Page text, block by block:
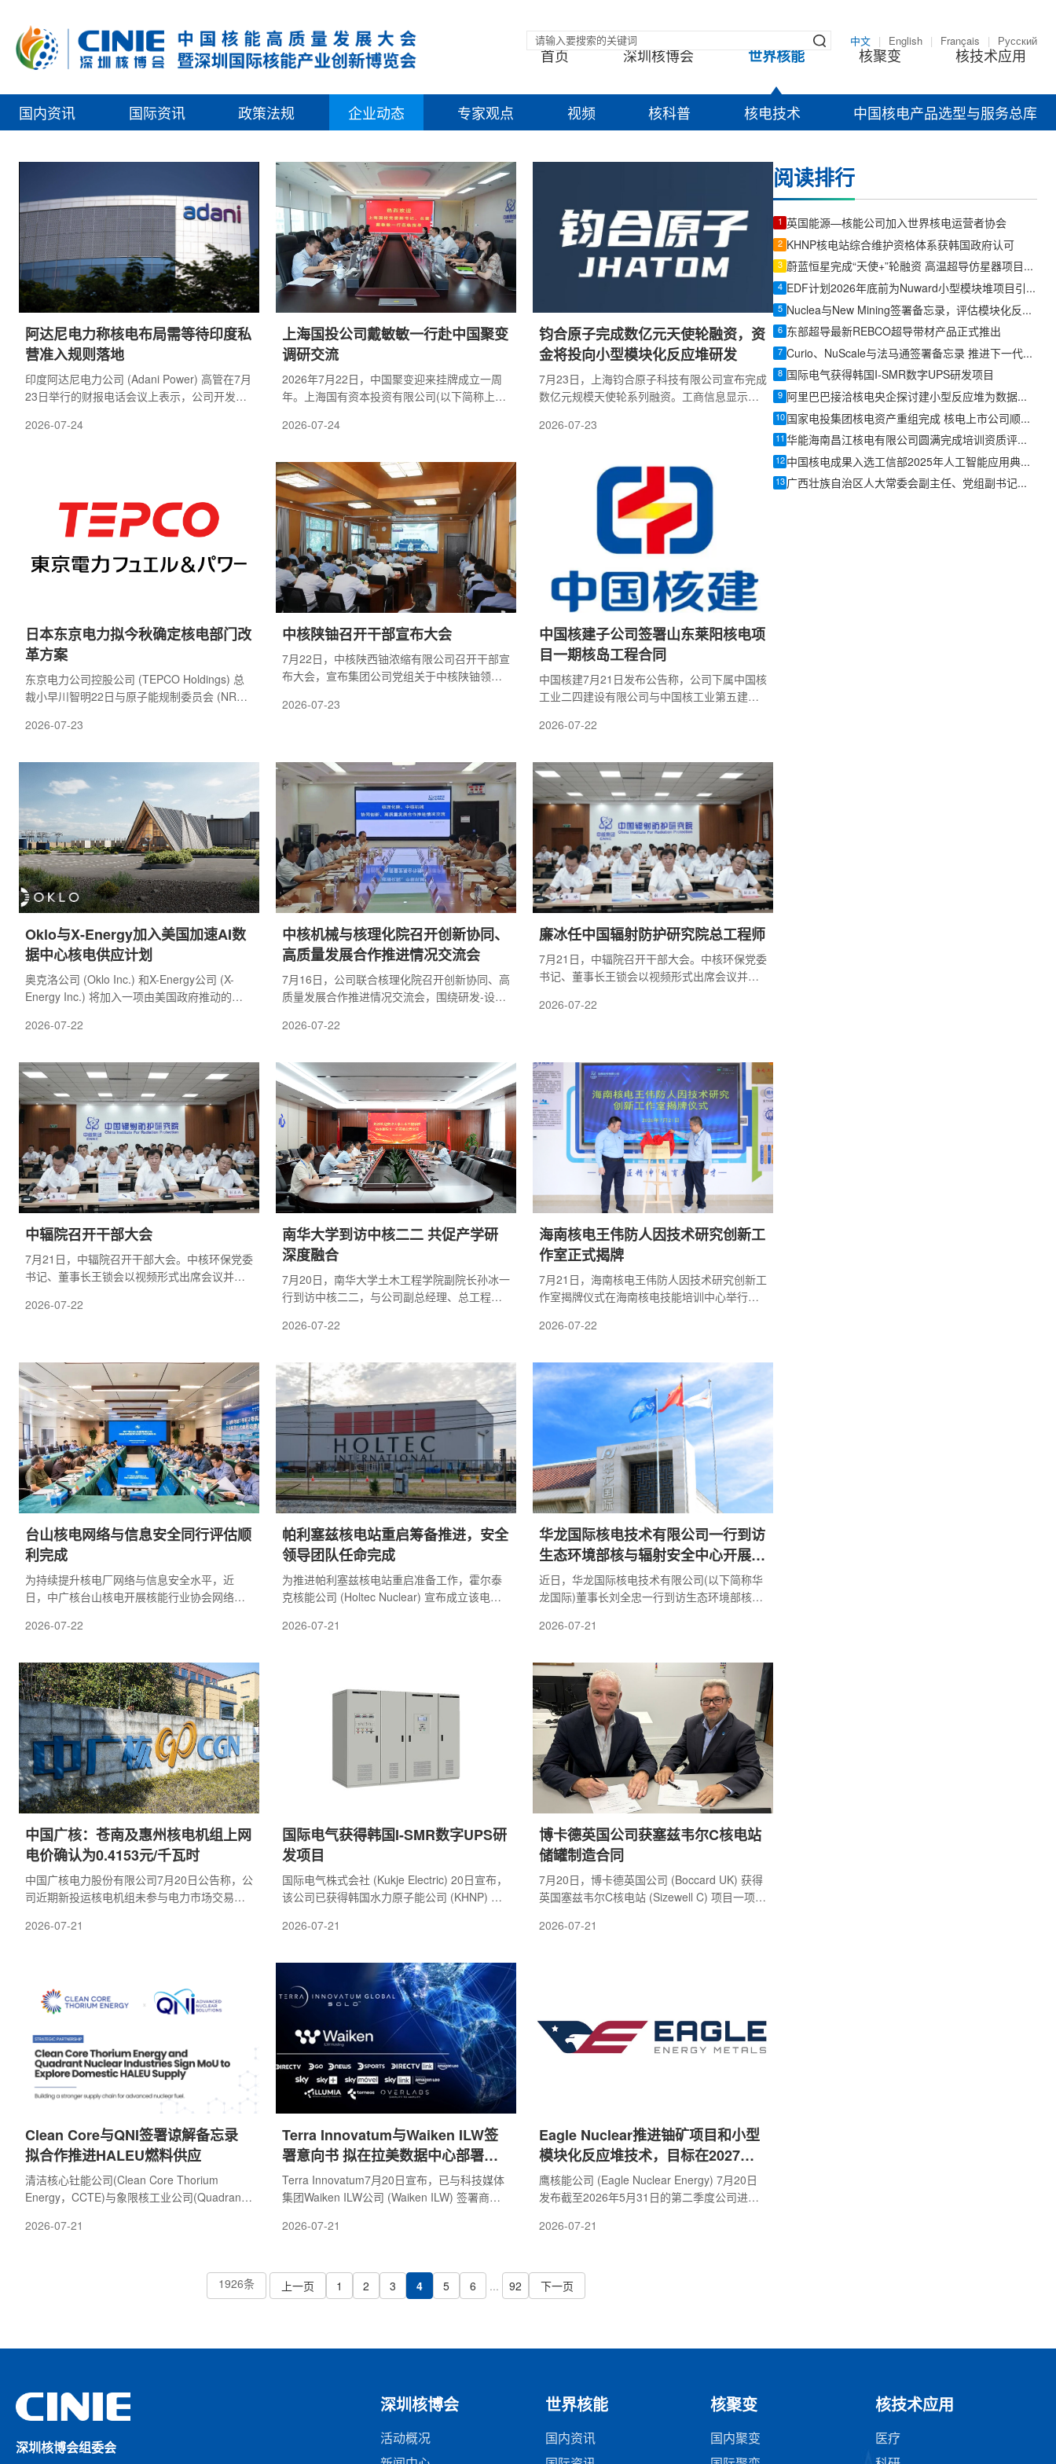
中文 English Français Русский
首页 深圳核博会 世界核能 核聚变 核技术应用
国内资讯 国际资讯 政策法规 企业动态 专家观点 视频 核科普 核电技术 中国核电产品选型与服务总库
阿达尼电力称核电布局需等待印度私
营准入规则落地
印度阿达尼电力公司 (Adani Power) 高管在7月
23日举行的财报电话会议上表示，公司开发核
许私营部门参与核电行业的相关规则。阿达尼
尚无法作出最终投资决定。阿达尼电力首席执
行官谢尔辛格·卡亚利亚 (Shersingh Khyalia) 表
示，项目推进取决于不同方案的成本竞争力。
他说，电...
2026-07-24
上海国投公司戴敏敏一行赴中国聚变
调研交流
2026年7月22日，中国聚变迎来挂牌成立一周
年。上海国有资本投资有限公司(以下简称上海
聚变调研交流，中国聚变党委书记、董事长刘
接待并座谈。中国聚变董事、上海国投公司投
资总监曹庆伟参加座谈。刘叶对戴敏敏一行到
访表示热烈欢迎，并对上海市和上海国投公司
长期以来给予的支持致以感谢。他表示，一年
以来，中国聚变快速落实实体化运作，两地三
区科研生产新...
2026-07-24
钧合原子完成数亿元天使轮融资，资
金将投向小型模块化反应堆研发
7月23日，上海钧合原子科技有限公司宣布完成
数亿元规模天使轮系列融资。工商信息显示，
金、上海颠覆性技术基金、临港科创、国泰海
产业资本加入，中科创星、厚实资本、东方富
海、聚合资本、德联资本、金沙江联合、启迪
裕麟、达武创投、允泰资本、光跃投资等硬科
技投资机构共同跟投。钧合原子方面披露，本
轮募集资金将主要用于产品研发、工程验证、
团队建设及示...
2026-07-23
日本东京电力拟今秋确定核电部门改
革方案
东京电力公司控股公司 (TEPCO Holdings) 总
裁小早川智明22日与原子能规制委员会 (NRA)
前后敲定核电部门组织改革方案，以加强福岛
役工作展开。自2011年核事故发生以来，该站
退役已进入长期推进阶段，其中1号至3号机组
熔毁燃料碎片的调查和后续取出准备，是当前
工作的重点之一。原子能规制委员会成员在会
上指出，燃...
2026-07-23
中核陕铀召开干部宣布大会
7月22日，中核陕西铀浓缩有限公司召开干部宣
布大会，宣布集团公司党组关于中核陕铀领导
永春参加并主持会议。中国原子能人力资源部
荐俞东宝为中核陕西铀浓缩有限公司董事、总
经理。会上，俞东宝表示，在后续工作中：一
是把握政治方向，树立和践行正确政绩观;二是
强化能力建设，提升驾驭高质量发展的本领;三
是坚持团结协...
2026-07-23
中国核建子公司签署山东莱阳核电项
目一期核岛工程合同
中国核建7月21日发布公告称，公司下属中国核
工业二四建设有限公司与中国核工业第五建设
核岛土建及施工安装合同。公告原文如下：
2026-07-22
Oklo与X-Energy加入美国加速AI数
据中心核电供应计划
奥克洛公司 (Oklo Inc.) 和X-Energy公司 (X-
Energy Inc.) 将加入一项由美国政府推动的计
电站开发进程。该计划总规模为2亿美元，此前
Corp.) 和人工智能芯片制造商英伟达公司
(Nvidia Corp.)。相关计划细节最快可能在美国
能源部 (DOE) 召集的人工智能能源峰会上公
布。根据文件内容，美国能源部下属多家国家
实验室，以及德克萨斯大学奥斯汀分校等机
构，预计将...
2026-07-22
中核机械与核理化院召开创新协同、
高质量发展合作推进情况交流会
7月16日，公司联合核理化院召开创新协同、高
质量发展合作推进情况交流会，围绕研发-设计-
题研讨。核理化院副院长刘成业、公司总工程
议。会上，双方参会人员共同深入学习习近平
总书记在国家科学技术奖励大会、两院院士大
会、中国科协第十一次全国代表大会上的重要
讲话精神。双方技术部门负责人依次汇报阶段
需求对接进展、合作项目清单落地推进情况，
并聚...
2026-07-22
廉冰任中国辐射防护研究院总工程师
7月21日，中辐院召开干部大会。中核环保党委
书记、董事长王锁会以视频形式出席会议并讲
人力资源部负责人宣布集团公司党组关于廉冰
集团公司立足全局、综合研判后的审慎决策，
中核环保坚决拥护集团党组决定，全力支持廉
冰同志履职。他希望廉冰同志尽快转换角色、
找准定位，服从院党委统一领导，立足专业功
底扎实、熟知...
2026-07-22
中辐院召开干部大会
7月21日，中辐院召开干部大会。中核环保党委
书记、董事长王锁会以视频形式出席会议并讲
人力资源部负责人宣布集团公司党组关于廉冰
集团公司立足全局、综合研判后的审慎决策，
中核环保坚决拥护集团党组决定，全力支持廉
冰同志履职。他希望廉冰同志尽快转换角色、
找准定位，服从院党委统一领导，立足专业功
底扎实、熟知...
2026-07-22
南华大学到访中核二二 共促产学研
深度融合
7月20日，南华大学土木工程学院副院长孙冰一
行到访中核二二，与公司副总经理、总工程师
了智能制造、智能建造等领域的创新成效，南
科研成果。双方围绕共建实验室、科研联合攻
关、模块化建造技术研发、核产业特岗人才培
养等方面进行深入研讨，达成系列合作共识。
孙冰表示，南华大学作为中核集团重要人才培
养基地，持续为核工业输送优质人才。学院建
筑工业化与结...
2026-07-22
海南核电王伟防人因技术研究创新工
作室正式揭牌
7月21日，海南核电王伟防人因技术研究创新工
作室揭牌仪式在海南核电技能培训中心举行。
辞，工作室团队及相关业务部门负责人参加揭
海南核电工匠学院，立足机组运行实际、锚定
人因风险治理痛点，以技术创新夯实核安全根
基，标志着公司人因风险防控工作迈入专业
化、体系化长效攻坚新阶段。陈建新对工作室
提出六点要求：一是 要立足人一定会犯错客观
规律，构建从约...
2026-07-22
台山核电网络与信息安全同行评估顺
利完成
为持续提升核电厂网络与信息安全水平，近
日，中广核台山核电开展核能行业协会网络与
行业协会副秘书长龙茂雄领队，中广核数字科
电力及核能行业11家单位的网络与数据安全专
家参与评估。台山核电党委委员、副总经理、
首席信息安全官李劲出席相关活动。入口会
上，协会汇报了此次评估活动的整体安排。李
劲对评估专家表示欢迎，并对核能行业协会的
前期筹备工作表达...
2026-07-22
帕利塞兹核电站重启筹备推进，安全
领导团队任命完成
为推进帕利塞兹核电站重启准备工作，霍尔泰
克核能公司 (Holtec Nuclear) 宣布成立该电站
管和管理经验的行业人士参与相关工作。根据
履职。迪亚此前为迪亚咨询有限公司 (Diya
Consulting, LLC) 所有人，该公司主要为美国
2026-07-21
华龙国际核电技术有限公司一行到访
生态环境部核与辐射安全中心开展工
作交流
近日，华龙国际核电技术有限公司(以下简称华
龙国际)董事长刘全忠一行到访生态环境部核与
心主任柴国旱及双方相关部门人员参加会议。
取水安全、首循环平衡堆芯装载技术及核电数
字资源共享等内容进行深入研讨。华龙国际对
中心长期以来给予的支持与帮助表示感谢，希
望依托中心在核安全监管领域深厚的技术积
淀，围绕华龙一号后续机型技术论证、核电信
息化建...
2026-07-21
中国广核：苍南及惠州核电机组上网
电价确认为0.4153元/千瓦时
中国广核电力股份有限公司7月20日公告称，公
司近期新投运核电机组未参与电力市场交易期
惠州核电1、2号机组在商业运营期间，未参与
南核电有限公司近日收到浙江省发展和改革委
2号机组商业运营期间的上网电价按相关电价政
策执...
2026-07-21
国际电气获得韩国I-SMR数字UPS研
发项目
国际电气株式会社 (Kukje Electric) 20日宣布，
该公司已获得韩国水力原子能公司 (KHNP) 发
流电源系统数字不间断电源开发项目。该项目
性和电力系统可靠性开展的关键研发计划。按
照计划，国际电气将在2026年7月至2030年2月
约44个月内，掌握用于直流电力系统的强化型
数字不间断电源 (UPS) 设计技术，并推进产品
制造、性能验证和认证工作。国际电气表示，
公司...
2026-07-21
博卡德英国公司获塞兹韦尔C核电站
储罐制造合同
7月20日，博卡德英国公司 (Boccard UK) 获得
英国塞兹韦尔C核电站 (Sizewell C) 项目一项重
(PTS) 范围内的关键部件。根据为期四年的计
入核岛内多处关键钢筋混凝土结构中，并在电
站长期运行期间发挥重要作用。该合同由塞兹
韦尔C...
2026-07-21
Clean Core与QNI签署谅解备忘录
拟合作推进HALEU燃料供应
清洁核心钍能公司(Clean Core Thorium
Energy，CCTE)与象限核工业公司(Quadrant
已签署一份谅解备忘录，将围绕高丰度低浓缩
国家实验室(Idaho National Laboratory，INL)
建设的商业后处理设施所生产的美国本土
2026-07-21
Terra Innovatum与Waiken ILW签
署意向书 拟在拉美数据中心部署
SOLO微型反应堆
Terra Innovatum7月20日宣布，已与科技媒体
集团Waiken ILW公司 (Waiken ILW) 签署商业
Latin America) 和巴西天空电视 (SKY Brasil)
瓦，电力将用于支持阿根廷和巴西的广播数据
中心基础设施。该项目定位为用户侧清洁能源
2026-07-21
Eagle Nuclear推进铀矿项目和小型
模块化反应堆技术，目标在2027年
完成预可行性研究
鹰核能公司 (Eagle Nuclear Energy) 7月20日
发布截至2026年5月31日的第二季度公司进展
堆技术平台的最新推进情况。公司表示，奥罗
部。鹰核能称，该项目包含奥罗拉矿床及相邻
的科德克斯矿床，其中奥罗拉矿床近地表铀资
2026-07-21
1926条 上一页 1 2 3 4 5 6 ... 92 下一页
阅读排行
1 英国能源—核能公司加入世界核电运营者协会
2 KHNP核电站综合维护资格体系获韩国政府认可
3 蔚蓝恒星完成“天使+”轮融资 高温超导仿星器项目转入工程实施阶段
4 EDF计划2026年底前为Nuward小型模块堆项目引入投资者
5 Nuclea与New Mining签署备忘录，评估模块化反应堆为数据中心供电
6 东部超导最新REBCO超导带材产品正式推出
7 Curio、NuScale与法马通签署备忘录 推进下一代核燃料循环方案
8 国际电气获得韩国I-SMR数字UPS研发项目
9 阿里巴巴接洽核电央企探讨建小型反应堆为数据中心供电
10 国家电投集团核电资产重组完成 核电上市公司顺利建成
11 华能海南昌江核电有限公司圆满完成培训资质评价专项工作
12 中国核电成果入选工信部2025年人工智能应用典型案例
13 广西壮族自治区人大常委会副主任、党组副书记方春明率队到防城港核电调研
深圳核博会组委会
深圳核博会
活动概况
世界核能
国内资讯
核聚变
国内聚变
核技术应用
医疗